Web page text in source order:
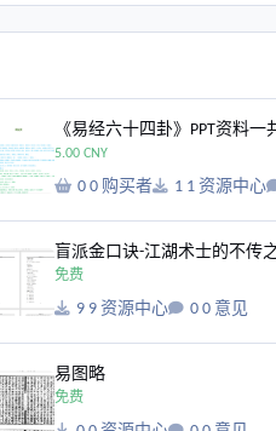
《易经六十四卦》PPT资料一
5.00 CNY
0 购买者 1 资源中心
盲派金口诀-江湖术士的不传
免费
9 资源中心 0 意见
易图略
免费